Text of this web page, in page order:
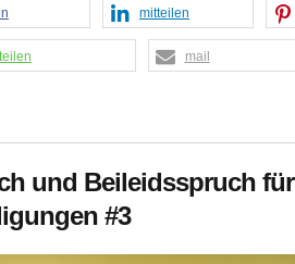
mitteilen
mail
und Beileidsspruch für
#3